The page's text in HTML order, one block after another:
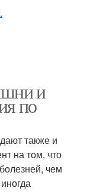
и
по
также и
на том, что
чем